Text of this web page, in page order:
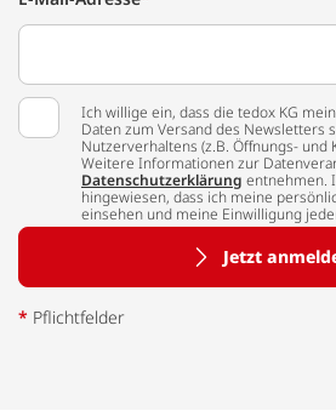
Ich willige ein, dass die tedox KG
Daten zum Versand des Newsletters
Nutzerverhaltens (z.B. Öffnungs- und
Weitere Informationen zur
Datenschutzerklärung entnehmen.
hingewiesen, dass ich meine
einsehen und meine Einwilligung
Jetzt
* Pflichtfelder